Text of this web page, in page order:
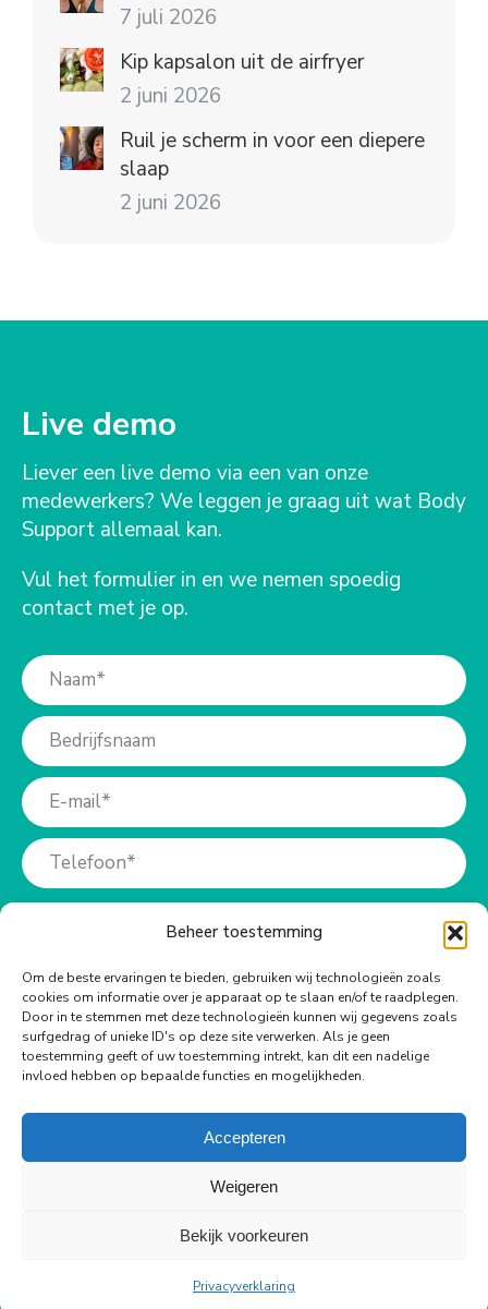
Beheer toestemming
Om de beste ervaringen te bieden, gebruiken wij technologieën zoals
cookies om informatie over je apparaat op te slaan en/of te raadplegen.
Door in te stemmen met deze technologieën kunnen wij gegevens zoals
surfgedrag of unieke ID's op deze site verwerken. Als je geen
toestemming geeft of uw toestemming intrekt, kan dit een nadelige
invloed hebben op bepaalde functies en mogelijkheden.
Accepteren
Weigeren
Bekijk voorkeuren
Privacyverklaring
7 juli 2026
Kip kapsalon uit de airfryer
2 juni 2026
Ruil je scherm in voor een diepere
slaap
2 juni 2026
Live demo
Liever een live demo via een van onze
medewerkers? We leggen je graag uit wat Body
Support allemaal kan.
Vul het formulier in en we nemen spoedig
contact met je op.
Meer info?
Bel ons op:
+31 (0)73-6990940
footer